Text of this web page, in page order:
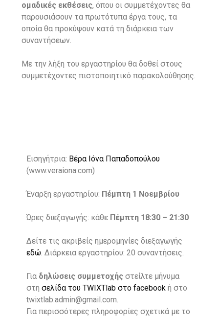
ομαδικές εκθέσεις, όπου οι συμμετέχοντες θα
παρουσιάσουν τα πρωτότυπα έργα τους, τα
οποία θα προκύψουν κατά τη διάρκεια των
συναντήσεων.
Με την λήξη του εργαστηρίου θα δοθεί στους
συμμετέχοντες πιστοποιητικό παρακολούθησης.
Εισηγήτρια: Βέρα Ιόνα Παπαδοπούλου
(www.veraiona.com)
Έναρξη εργαστηρίου: Πέμπτη 1 Νοεμβρίου
Ώρες διεξαγωγής: κάθε Πέμπτη 18:30 – 21:30
Δείτε τις ακριβείς ημερομηνίες διεξαγωγής
εδώ.Διάρκεια εργαστηρίου: 20 συναντήσεις.
Για δηλώσεις συμμετοχής στείλτε μήνυμα
στησελίδα του TWIXTlab στο facebook ή στο
twixtlab.admin@gmail.com.
Για περισσότερες πληροφορίες σχετικά με το